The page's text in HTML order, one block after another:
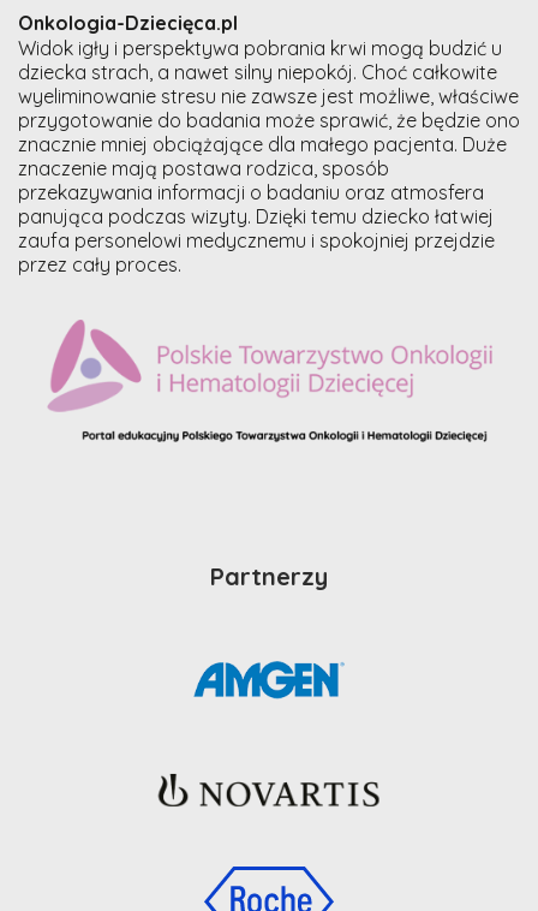
Onkologia-Dziecięca.pl
Widok igły i perspektywa pobrania krwi mogą budzić u
dziecka strach, a nawet silny niepokój. Choć całkowite
wyeliminowanie stresu nie zawsze jest możliwe, właściwe
przygotowanie do badania może sprawić, że będzie ono
znacznie mniej obciążające dla małego pacjenta. Duże
znaczenie mają postawa rodzica, sposób
przekazywania informacji o badaniu oraz atmosfera
panująca podczas wizyty. Dzięki temu dziecko łatwiej
zaufa personelowi medycznemu i spokojniej przejdzie
przez cały proces.
Partnerzy